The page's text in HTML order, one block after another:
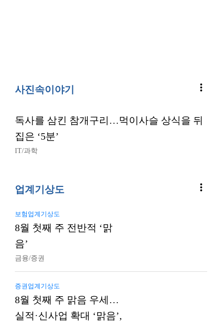
사진속이야기 more_vert
독사를 삼킨 참개구리…먹이사슬 상식을 뒤
집은 ‘5분’
IT/과학
업계기상도 more_vert
보험업계기상도
8월 첫째 주 전반적 ‘맑
음’
금융/증권
증권업계기상도
8월 첫째 주 맑음 우세…
실적·신사업 확대 ‘맑음’,